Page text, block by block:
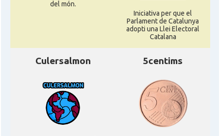
del món.
Iniciativa per que el
Parlament de Catalunya
adopti una Llei Electoral
Catalana
Culersalmon 5centims